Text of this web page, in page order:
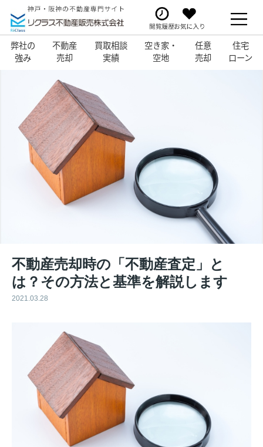
弊社の
強み
不動産
売却
買取相談
実績
空き家・
空地
任意
売却
住宅
ローン
不動産売却時の「不動産査定」と
は？その方法と基準を解説します
2021.03.28